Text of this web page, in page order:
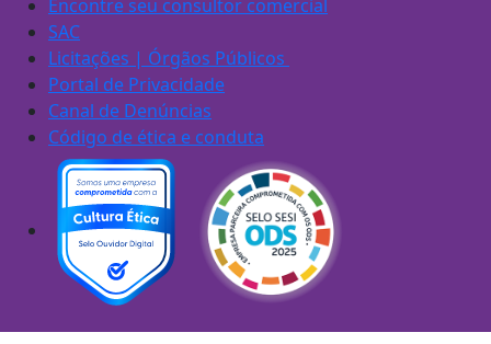
Encontre seu consultor comercial
SAC
Licitações | Órgãos Públicos
Portal de Privacidade
Canal de Denúncias
Código de ética e conduta